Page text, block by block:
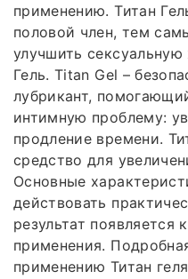
применению. Титан
половой член, тем
улучшить
Гель. Titan Gel –
лубрикант,
интимную проблему:
продление времени.
средство для
Основные
действовать
результат появляется
применения.
применению Титан